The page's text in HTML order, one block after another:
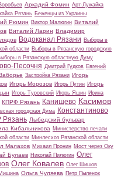
Аркадий Фомин Арт-Лужайка
Рязань Беженцы из Украины
Рюмин Виктор Малюгин Виталий
Виталий Ларин Владимир
Водоканал Рязани Выборы в
области Выборы в Рязанскую городскую
в Рязанскую областную Думу
Песочня Дмитрий Гудков Евгений
Застройка Рязани Игорь
Игорь Морозов Игорь Путин Игорь
Игорь Туровский Игорь Яшин Ирина
КПРФ Рязань Канищево Касимов
городская Дума
Константиново
Лыбедский бульвар
Кибальникова Министерство печати
области Минлесхоз Рязанской области
Малахов Михаил Пронин Мост через Оку
Булаев Николай Пилюгин Олег
Олег Ковалев Олег Шишов
Ольга Чуляева Петр Пыленок